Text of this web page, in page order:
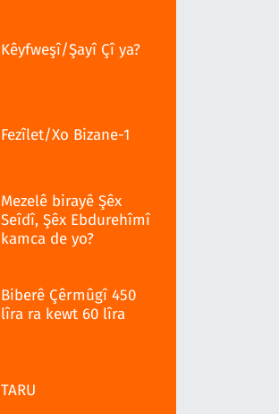
Kêyfweşî/Şayî Çî ya?
Fezîlet/Xo Bizane-1
Mezelê birayê Şêx
Seîdî, Şêx Ebdurehîmî
kamca de yo?
Biberê Çêrmûgî 450
lîra ra kewt 60 lîra
TARU